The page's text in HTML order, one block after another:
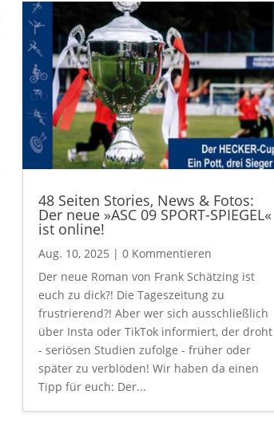
48 Seiten Stories, News & Fotos:
Der neue »ASC 09 SPORT-SPIEGEL«
ist online!
Aug. 10, 2025 | 0 Kommentieren
Der neue Roman von Frank Schätzing ist
euch zu dick?! Die Tageszeitung zu
frustrierend?! Aber wer sich ausschließlich
über Insta oder TikTok informiert, der droht
- seriösen Studien zufolge - früher oder
später zu verblöden! Wir haben da einen
Tipp für euch: Der...